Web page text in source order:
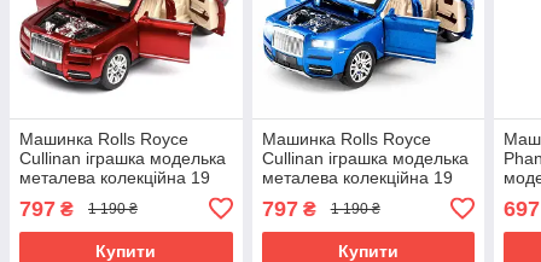
Машинка Rolls Royce
Cullinan іграшка моделька
металева колекційна 19
797 ₴ 1 190 ₴
Купити
Машинка Rolls Royce
Cullinan іграшка моделька
металева колекційна 19
797₴ 1 190 ₴
Купити
697